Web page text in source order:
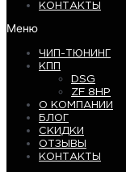
КОНТАКТЫ
Меню
ЧИП-ТЮНИНГ
КПП
DSG
ZF 8HP
О КОМПАНИИ
БЛОГ
СКИДКИ
ОТЗЫВЫ
КОНТАКТЫ